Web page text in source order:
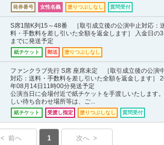
発券番号 女性名義 塗りつぶしなし 質問受付
S席1階K列15～48番 ［取引成立後の公演中止対応：
料・手数料を差し引いた全額を返金します］ 入金日の
までに発送予定
紙チケット 郵送 塗りつぶしなし
ファンクラブ先行 S席 座席未定 ［取引成立後の公演
対応：送料・手数料を差し引いた全額を返金します］
年08月14日11時00分発送予定
公演当日に会場付近で紙チケットを手渡しいたします
しい待ち合わせ場所等は、ご...
紙チケット 受渡し指定 塗りつぶしなし 質問受付
< 前へ 1 次へ >